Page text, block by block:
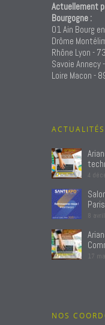
Actuellement
Bourgogne :
01 Ain Bourg
Drôme
Rhône Lyon -
Savoie Annecy
Loire Macon -
ACTUALITÉS
4
Paris
8
17
NOS